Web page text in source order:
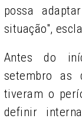
possa
situação",
Antes do
setembro as
tiveram o
definir